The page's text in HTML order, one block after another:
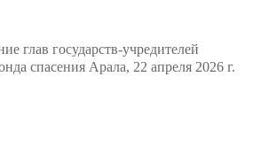
глав государств-учредителей
спасения Арала, 22 апреля 2026 г.